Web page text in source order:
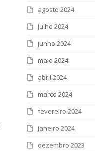
agosto 2024
julho 2024
junho 2024
maio 2024
abril 2024
março 2024
fevereiro 2024
janeiro 2024
dezembro 2023